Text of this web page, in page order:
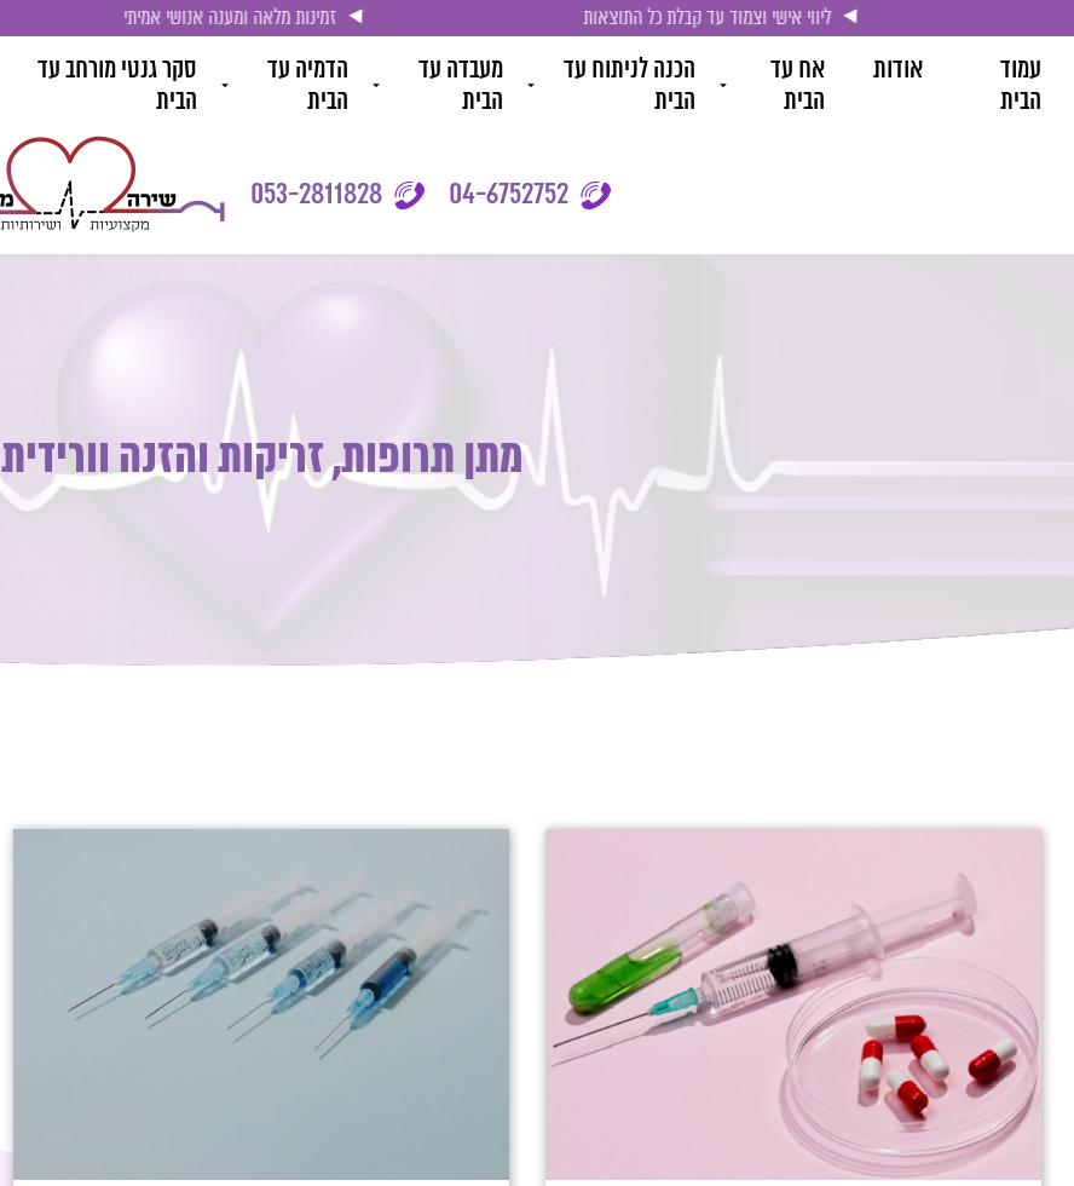
ליווי אישי וצמוד עד קבלת כל התוצאות זמינות מלאה ומענה אנושי אמיתי
עמוד
הבית
אודות
אח עד
הבית
הכנה לניתוח עד
הבית
מעבדה עד
הבית
הדמיה עד
הבית
סקר גנטי מורחב עד
הבית
04-6752752
053-2811828
מתן תרופות, זריקות והזנה וורידית